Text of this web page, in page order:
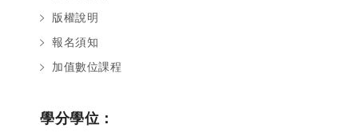
版權說明
報名須知
加值數位課程
學分學位：